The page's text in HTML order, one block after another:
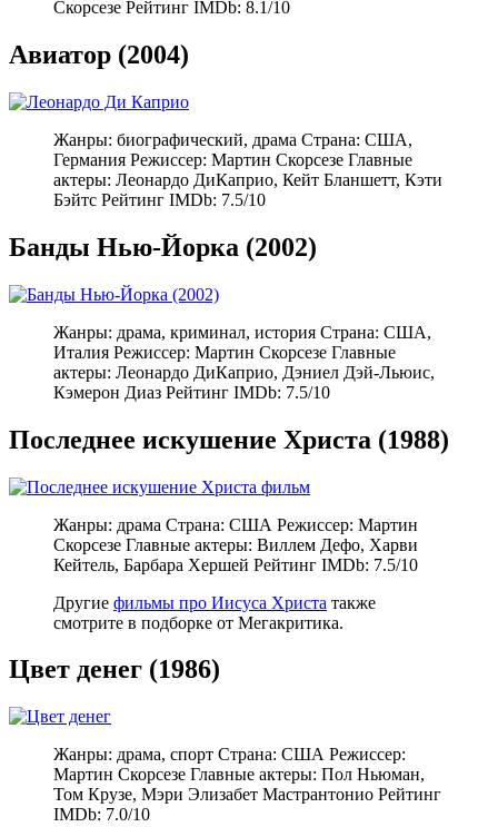
Скорсезе Рейтинг IMDb: 8.1/10
Авиатор (2004)
Жанры: биографический, драма Страна: США,
Германия Режиссер: Мартин Скорсезе Главные
актеры: Леонардо ДиКаприо, Кейт Бланшетт, Кэти
Бэйтс Рейтинг IMDb: 7.5/10
Банды Нью-Йорка (2002)
Жанры: драма, криминал, история Страна: США,
Италия Режиссер: Мартин Скорсезе Главные
актеры: Леонардо ДиКаприо, Дэниел Дэй-Льюис,
Кэмерон Диаз Рейтинг IMDb: 7.5/10
Последнее искушение Христа (1988)
Жанры: драма Страна: США Режиссер: Мартин
Скорсезе Главные актеры: Виллем Дефо, Харви
Кейтель, Барбара Хершей Рейтинг IMDb: 7.5/10
Другие фильмы про Иисуса Христа также
смотрите в подборке от Мегакритика.
Цвет денег (1986)
Жанры: драма, спорт Страна: США Режиссер:
Мартин Скорсезе Главные актеры: Пол Ньюман,
Том Крузе, Мэри Элизабет Мастрантонио Рейтинг
IMDb: 7.0/10